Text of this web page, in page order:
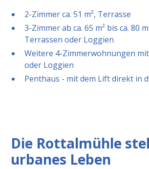
2-Zimmer ca. 51 m², Terrasse
3-Zimmer ab ca. 65 m² bis ca. 80
Terrassen oder Loggien
Weitere 4-Zimmerwohnungen
oder Loggien
Penthaus - mit dem Lift direkt in
Die Rottalmühle
urbanes Leben